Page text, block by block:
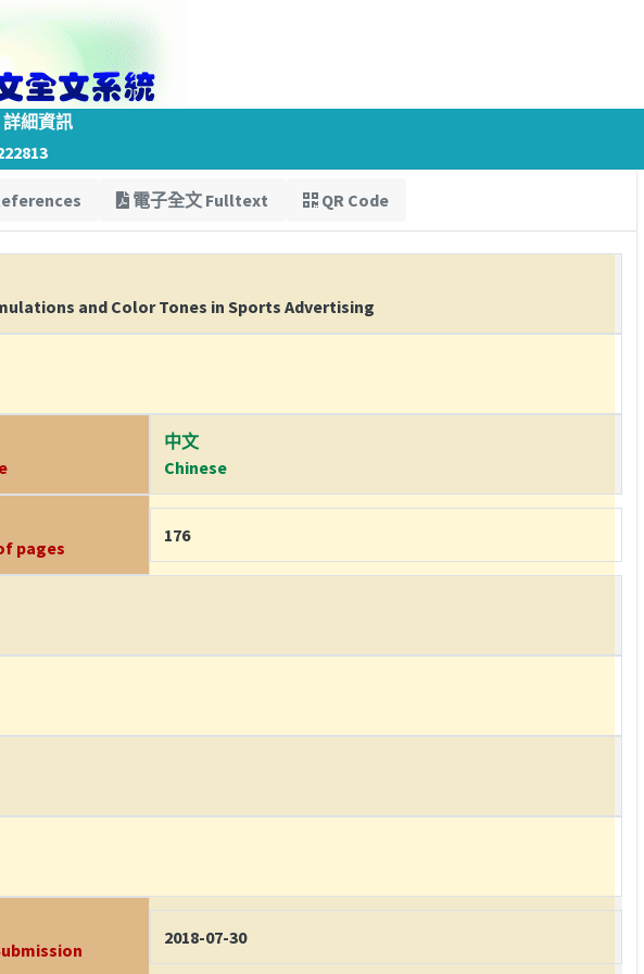
詳細資訊
電子全文 Fulltext QR Code
and Color Tones in Sports Advertising
中文
Chinese
pages
176
2018-07-30